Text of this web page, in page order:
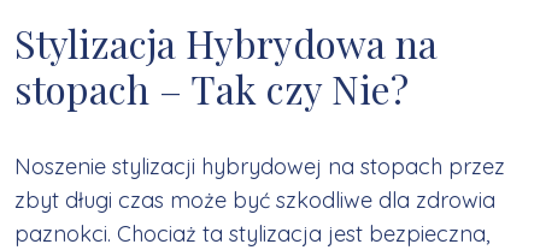
Stylizacja Hybrydowa na
stopach – Tak czy Nie?
Noszenie stylizacji hybrydowej na stopach przez
zbyt długi czas może być szkodliwe dla zdrowia
paznokci. Chociaż ta stylizacja jest bezpieczna,